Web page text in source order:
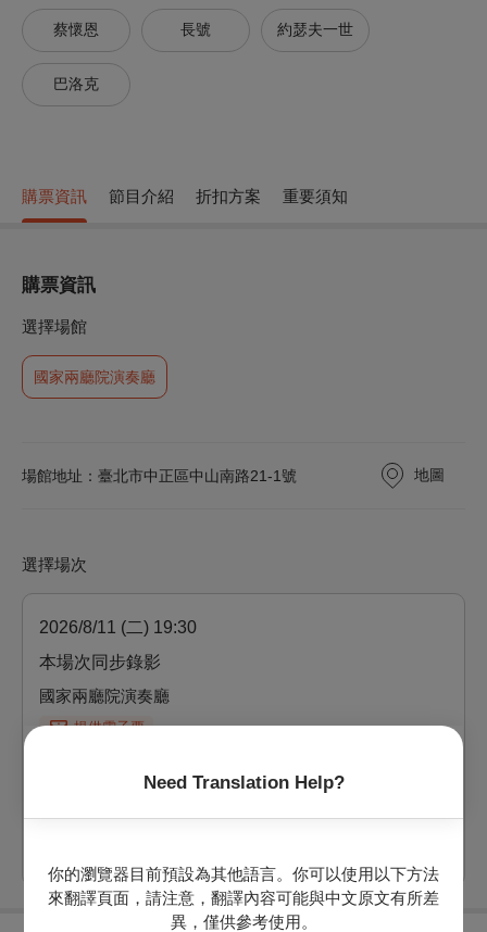
Need Translation Help?
你的瀏覽器目前預設為其他語言。你可以使用以下方法
來翻譯頁面，請注意，翻譯內容可能與中文原文有所差
異，僅供參考使用。
蔡懷恩 長號 約瑟夫一世
巴洛克
購票資訊 節目介紹 折扣方案 重要須知
購票資訊
選擇場館
國家兩廳院演奏廳
場館地址：臺北市中正區中山南路21-1號 地圖
選擇場次
2026/8/11 (二) 19:30
本場次同步錄影
國家兩廳院演奏廳
提供電子票